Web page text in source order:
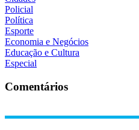
Policial
Política
Esporte
Economia e Negócios
Educação e Cultura
Especial
Comentários